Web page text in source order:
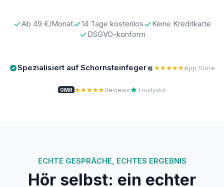
Ab 49 €/Monat 14 Tage kostenlos
Keine Kreditkarte
DSGVO-konform
Spezialisiert auf Schornsteinfeger ★★★★★App Store
OMR ★★★★★Reviews Trustpilot
ECHTE GESPRÄCHE, ECHTES ERGEBNIS
Hör selbst: ein echter